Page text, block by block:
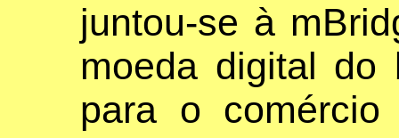
juntou-se à
moeda digital do
para o comércio